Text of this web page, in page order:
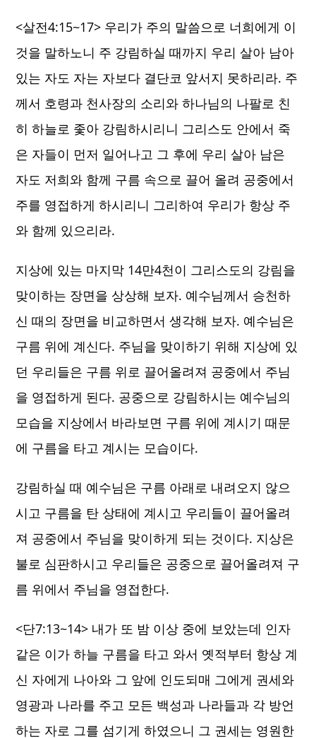
<살전4:15~17> 우리가 주의 말씀으로 너희에게 이
것을 말하노니 주 강림하실 때까지 우리 살아 남아
있는 자도 자는 자보다 결단코 앞서지 못하리라. 주
께서 호령과 천사장의 소리와 하나님의 나팔로 친
히 하늘로 좇아 강림하시리니 그리스도 안에서 죽
은 자들이 먼저 일어나고 그 후에 우리 살아 남은
자도 저희와 함께 구름 속으로 끌어 올려 공중에서
주를 영접하게 하시리니 그리하여 우리가 항상 주
와 함께 있으리라.
​지상에 있는 마지막 14만4천이 그리스도의 강림을
맞이하는 장면을 상상해 보자. 예수님께서 승천하
신 때의 장면을 비교하면서 생각해 보자. 예수님은
구름 위에 계신다. 주님을 맞이하기 위해 지상에 있
던 우리들은 구름 위로 끌어올려져 공중에서 주님
을 영접하게 된다. 공중으로 강림하시는 예수님의
모습을 지상에서 바라보면 구름 위에 계시기 때문
에 구름을 타고 계시는 모습이다.
강림하실 때 예수님은 구름 아래로 내려오지 않으
시고 구름을 탄 상태에 계시고 우리들이 끌어올려
져 공중에서 주님을 맞이하게 되는 것이다. 지상은
불로 심판하시고 우리들은 공중으로 끌어올려져 구
름 위에서 주님을 영접한다.
<단7:13~14> 내가 또 밤 이상 중에 보았는데 인자
같은 이가 하늘 구름을 타고 와서 옛적부터 항상 계
신 자에게 나아와 그 앞에 인도되매 그에게 권세와
영광과 나라를 주고 모든 백성과 나라들과 각 방언
하는 자로 그를 섬기게 하였으니 그 권세는 영원한